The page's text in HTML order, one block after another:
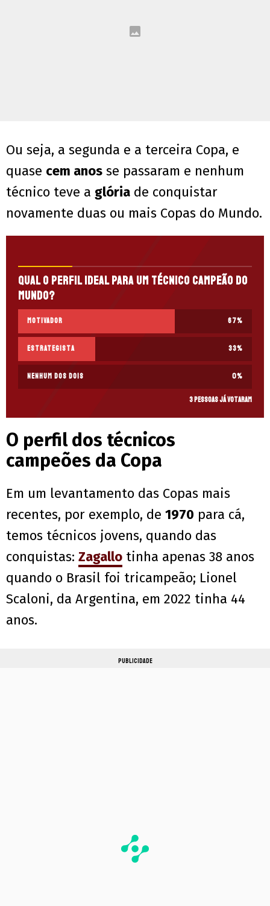
Ou seja, a segunda e a terceira Copa, e
quase cem anos se passaram e nenhum
técnico teve a glória de conquistar
novamente duas ou mais Copas do Mundo.
Qual o perfil ideal para um técnico campeão do
mundo?
Motivador 67%
Estrategista 33%
Nenhum dos dois 0%
3 pessoas já votaram
O perfil dos técnicos
campeões da Copa
Em um levantamento das Copas mais
recentes, por exemplo, de 1970 para cá,
temos técnicos jovens, quando das
conquistas: Zagallo tinha apenas 38 anos
quando o Brasil foi tricampeão; Lionel
Scaloni, da Argentina, em 2022 tinha 44
anos.
PUBLICIDADE